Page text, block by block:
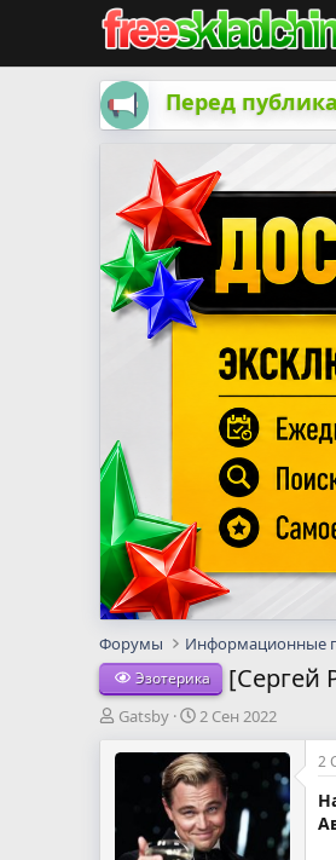
Перед
Форумы Информационные
Эзотерика [Сергей
А
т
Gatsby
Д
т
а
н
а
ч
2 Сен 2022
2